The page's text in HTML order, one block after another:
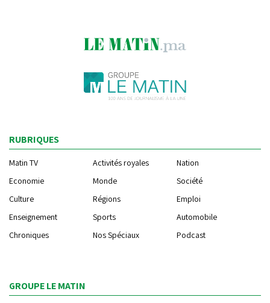
RUBRIQUES
Matin TV Activités royales
Nation
Economie
Monde
Société
Culture
Régions
Emploi
Enseignement
Sports
Automobile
Chroniques
Nos Spéciaux Podcast
GROUPE LE MATIN